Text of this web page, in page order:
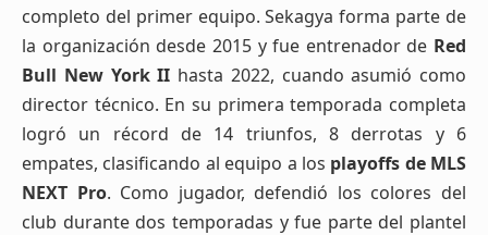
completo del primer equipo. Sekagya forma parte de
la organización desde 2015 y fue entrenador de Red
Bull New York II hasta 2022, cuando asumió como
director técnico. En su primera temporada completa
logró un récord de 14 triunfos, 8 derrotas y 6
empates, clasificando al equipo a los playoffs de MLS
NEXT Pro. Como jugador, defendió los colores del
club durante dos temporadas y fue parte del plantel